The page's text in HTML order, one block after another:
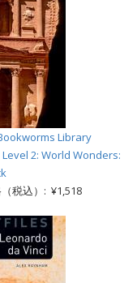
Library
2: World Wonders:
税込）: ¥1,518